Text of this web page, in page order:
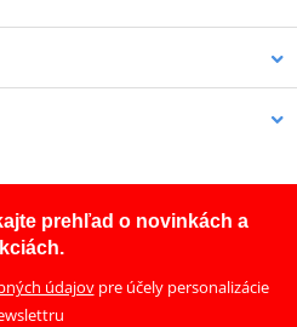
prehľad o novinkách a
údajovpre účely personalizácie